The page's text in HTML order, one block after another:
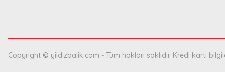
Copyright © yildizbalik.com - Tüm hakları saklıdır. Kredi kartı